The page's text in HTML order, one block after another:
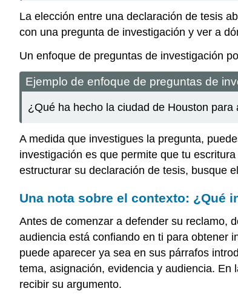
La elección entre una declaración de tesis
con una pregunta de investigación y ver a
Un enfoque de preguntas de investigación
Ejemplo de enfoque de preguntas de
¿Qué ha hecho la ciudad de Houston
A medida que investigues la pregunta,
investigación es que permite que tu
estructurar su declaración de tesis, busque
Una nota sobre el contexto: ¿Qué
Antes de comenzar a defender su reclamo,
audiencia está confiando en ti para obtener
puede aparecer ya sea en sus párrafos
tema, asignación, evidencia y audiencia.
recibir su argumento.